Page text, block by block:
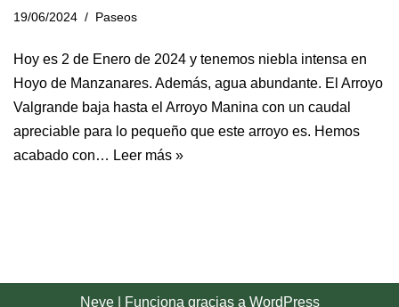
19/06/2024 Paseos
Hoy es 2 de Enero de 2024 y tenemos niebla intensa en
Hoyo de Manzanares. Además, agua abundante. El Arroyo
Valgrande baja hasta el Arroyo Manina con un caudal
apreciable para lo pequeño que este arroyo es. Hemos
acabado con… Leer más »
Neve| Funciona gracias a WordPress